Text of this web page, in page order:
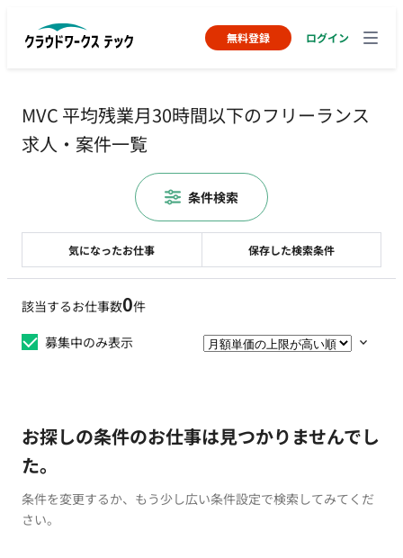
無料登録 ログイン
MVC 平均残業月30時間以下のフリーランス
求人・案件一覧
該当するお仕事数0件
募集中のみ表示
お探しの条件のお仕事は見つかりませんでし
た。
条件を変更するか、もう少し広い条件設定で検索してみてくだ
さい。
気になったお仕事 保存した検索条件
条件検索